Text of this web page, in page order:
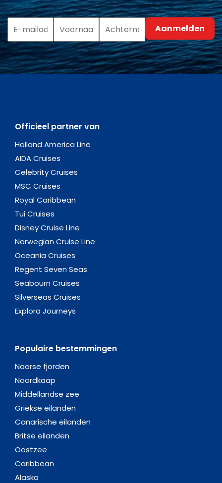
Officieel partner van
Holland America Line
AIDA Cruises
Celebrity Cruises
MSC Cruises
Royal Caribbean
Tui Cruises
Disney Cruise Line
Norwegian Cruise Line
Oceania Cruises
Regent Seven Seas
Seabourn Cruises
Silverseas Cruises
Explora Journeys
Populaire bestemmingen
Noorse fjorden
Noordkaap
Middellandse zee
Griekse eilanden
Canarische eilanden
Britse eilanden
Oostzee
Caribbean
Alaska